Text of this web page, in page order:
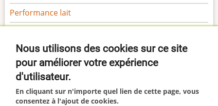
Performance lait
Sécurité
Gamme Margaron
Gamme Marga
Nous utilisons des cookies sur ce site
pour améliorer votre expérience
d'utilisateur.
En cliquant sur n'importe quel lien de cette page, vous
consentez à l'ajout de cookies.